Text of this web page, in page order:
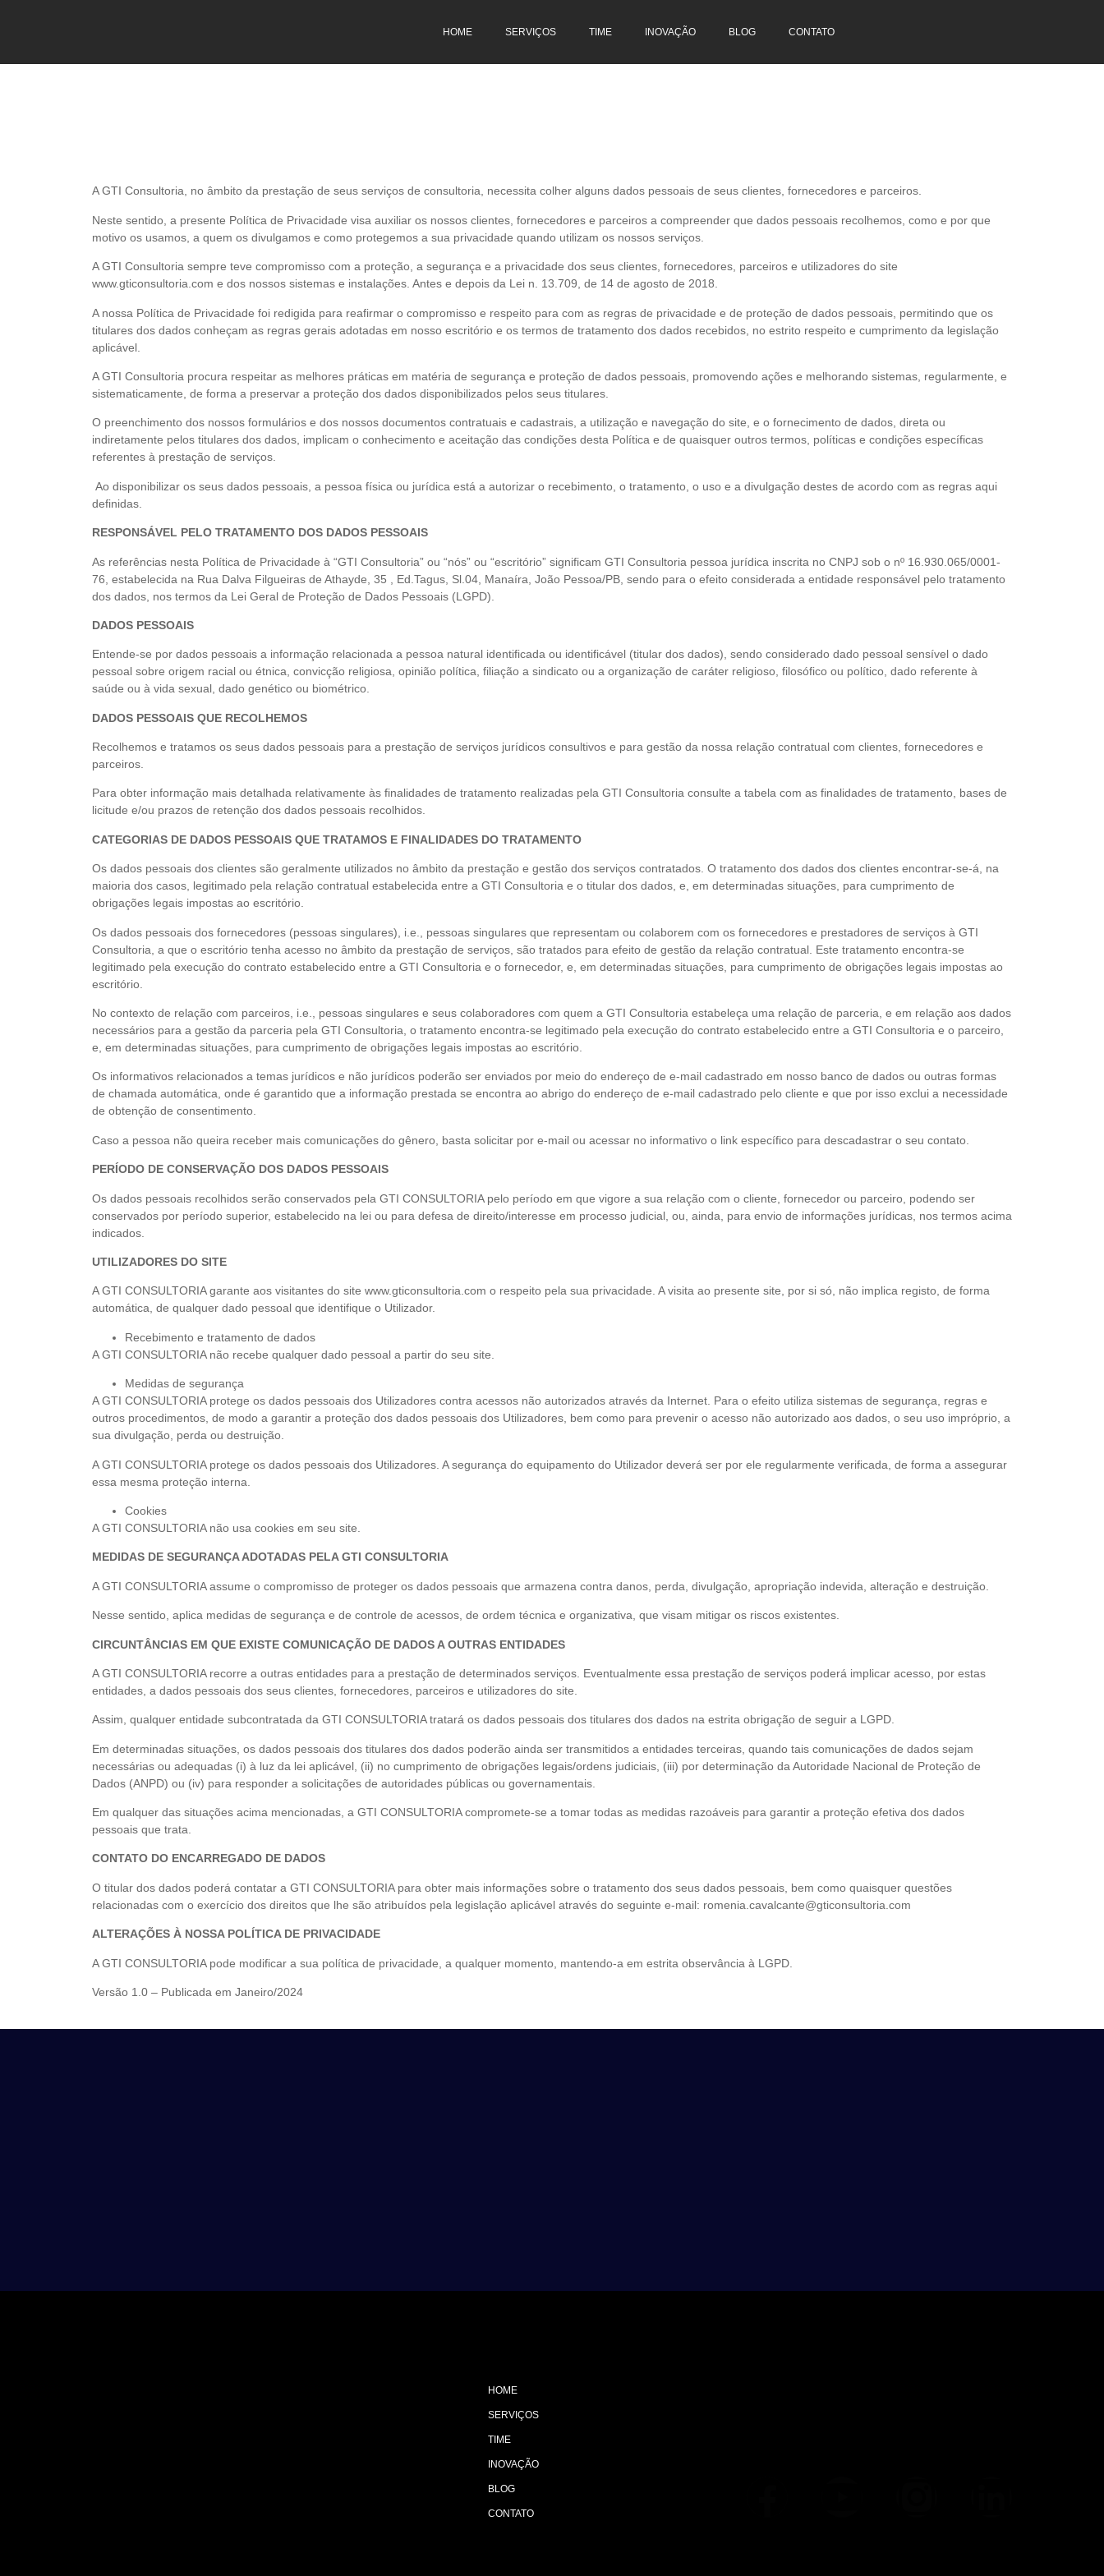
HOME SERVIÇOS TIME INOVAÇÃO BLOG CONTATO
A GTI Consultoria, no âmbito da prestação de seus serviços de consultoria, necessita colher alguns dados pessoais de seus clientes, fornecedores e parceiros.
Neste sentido, a presente Política de Privacidade visa auxiliar os nossos clientes, fornecedores e parceiros a compreender que dados pessoais recolhemos, como e por que
motivo os usamos, a quem os divulgamos e como protegemos a sua privacidade quando utilizam os nossos serviços.
A GTI Consultoria sempre teve compromisso com a proteção, a segurança e a privacidade dos seus clientes, fornecedores, parceiros e utilizadores do site
www.gticonsultoria.com e dos nossos sistemas e instalações. Antes e depois da Lei n. 13.709, de 14 de agosto de 2018.
A nossa Política de Privacidade foi redigida para reafirmar o compromisso e respeito para com as regras de privacidade e de proteção de dados pessoais, permitindo que os
titulares dos dados conheçam as regras gerais adotadas em nosso escritório e os termos de tratamento dos dados recebidos, no estrito respeito e cumprimento da legislação
aplicável.
A GTI Consultoria procura respeitar as melhores práticas em matéria de segurança e proteção de dados pessoais, promovendo ações e melhorando sistemas, regularmente, e
sistematicamente, de forma a preservar a proteção dos dados disponibilizados pelos seus titulares.
O preenchimento dos nossos formulários e dos nossos documentos contratuais e cadastrais, a utilização e navegação do site, e o fornecimento de dados, direta ou
indiretamente pelos titulares dos dados, implicam o conhecimento e aceitação das condições desta Política e de quaisquer outros termos, políticas e condições específicas
referentes à prestação de serviços.
Ao disponibilizar os seus dados pessoais, a pessoa física ou jurídica está a autorizar o recebimento, o tratamento, o uso e a divulgação destes de acordo com as regras aqui
definidas.
RESPONSÁVEL PELO TRATAMENTO DOS DADOS PESSOAIS
As referências nesta Política de Privacidade à “GTI Consultoria” ou “nós” ou “escritório” significam GTI Consultoria pessoa jurídica inscrita no CNPJ sob o nº 16.930.065/0001-
76, estabelecida na Rua Dalva Filgueiras de Athayde, 35 , Ed.Tagus, Sl.04, Manaíra, João Pessoa/PB, sendo para o efeito considerada a entidade responsável pelo tratamento
dos dados, nos termos da Lei Geral de Proteção de Dados Pessoais (LGPD).
DADOS PESSOAIS
Entende-se por dados pessoais a informação relacionada a pessoa natural identificada ou identificável (titular dos dados), sendo considerado dado pessoal sensível o dado
pessoal sobre origem racial ou étnica, convicção religiosa, opinião política, filiação a sindicato ou a organização de caráter religioso, filosófico ou político, dado referente à
saúde ou à vida sexual, dado genético ou biométrico.
DADOS PESSOAIS QUE RECOLHEMOS
Recolhemos e tratamos os seus dados pessoais para a prestação de serviços jurídicos consultivos e para gestão da nossa relação contratual com clientes, fornecedores e
parceiros.
Para obter informação mais detalhada relativamente às finalidades de tratamento realizadas pela GTI Consultoria consulte a tabela com as finalidades de tratamento, bases de
licitude e/ou prazos de retenção dos dados pessoais recolhidos.
CATEGORIAS DE DADOS PESSOAIS QUE TRATAMOS E FINALIDADES DO TRATAMENTO
Os dados pessoais dos clientes são geralmente utilizados no âmbito da prestação e gestão dos serviços contratados. O tratamento dos dados dos clientes encontrar-se-á, na
maioria dos casos, legitimado pela relação contratual estabelecida entre a GTI Consultoria e o titular dos dados, e, em determinadas situações, para cumprimento de
obrigações legais impostas ao escritório.
Os dados pessoais dos fornecedores (pessoas singulares), i.e., pessoas singulares que representam ou colaborem com os fornecedores e prestadores de serviços à GTI
Consultoria, a que o escritório tenha acesso no âmbito da prestação de serviços, são tratados para efeito de gestão da relação contratual. Este tratamento encontra-se
legitimado pela execução do contrato estabelecido entre a GTI Consultoria e o fornecedor, e, em determinadas situações, para cumprimento de obrigações legais impostas ao
escritório.
No contexto de relação com parceiros, i.e., pessoas singulares e seus colaboradores com quem a GTI Consultoria estabeleça uma relação de parceria, e em relação aos dados
necessários para a gestão da parceria pela GTI Consultoria, o tratamento encontra-se legitimado pela execução do contrato estabelecido entre a GTI Consultoria e o parceiro,
e, em determinadas situações, para cumprimento de obrigações legais impostas ao escritório.
Os informativos relacionados a temas jurídicos e não jurídicos poderão ser enviados por meio do endereço de e-mail cadastrado em nosso banco de dados ou outras formas
de chamada automática, onde é garantido que a informação prestada se encontra ao abrigo do endereço de e-mail cadastrado pelo cliente e que por isso exclui a necessidade
de obtenção de consentimento.
Caso a pessoa não queira receber mais comunicações do gênero, basta solicitar por e-mail ou acessar no informativo o link específico para descadastrar o seu contato.
PERÍODO DE CONSERVAÇÃO DOS DADOS PESSOAIS
Os dados pessoais recolhidos serão conservados pela GTI CONSULTORIA pelo período em que vigore a sua relação com o cliente, fornecedor ou parceiro, podendo ser
conservados por período superior, estabelecido na lei ou para defesa de direito/interesse em processo judicial, ou, ainda, para envio de informações jurídicas, nos termos acima
indicados.
UTILIZADORES DO SITE
A GTI CONSULTORIA garante aos visitantes do site www.gticonsultoria.com o respeito pela sua privacidade. A visita ao presente site, por si só, não implica registo, de forma
automática, de qualquer dado pessoal que identifique o Utilizador.
Recebimento e tratamento de dados
A GTI CONSULTORIA não recebe qualquer dado pessoal a partir do seu site.
Medidas de segurança
A GTI CONSULTORIA protege os dados pessoais dos Utilizadores contra acessos não autorizados através da Internet. Para o efeito utiliza sistemas de segurança, regras e
outros procedimentos, de modo a garantir a proteção dos dados pessoais dos Utilizadores, bem como para prevenir o acesso não autorizado aos dados, o seu uso impróprio, a
sua divulgação, perda ou destruição.
A GTI CONSULTORIA protege os dados pessoais dos Utilizadores. A segurança do equipamento do Utilizador deverá ser por ele regularmente verificada, de forma a assegurar
essa mesma proteção interna.
Cookies
A GTI CONSULTORIA não usa cookies em seu site.
MEDIDAS DE SEGURANÇA ADOTADAS PELA GTI CONSULTORIA
A GTI CONSULTORIA assume o compromisso de proteger os dados pessoais que armazena contra danos, perda, divulgação, apropriação indevida, alteração e destruição.
Nesse sentido, aplica medidas de segurança e de controle de acessos, de ordem técnica e organizativa, que visam mitigar os riscos existentes.
CIRCUNTÂNCIAS EM QUE EXISTE COMUNICAÇÃO DE DADOS A OUTRAS ENTIDADES
A GTI CONSULTORIA recorre a outras entidades para a prestação de determinados serviços. Eventualmente essa prestação de serviços poderá implicar acesso, por estas
entidades, a dados pessoais dos seus clientes, fornecedores, parceiros e utilizadores do site.
Assim, qualquer entidade subcontratada da GTI CONSULTORIA tratará os dados pessoais dos titulares dos dados na estrita obrigação de seguir a LGPD.
Em determinadas situações, os dados pessoais dos titulares dos dados poderão ainda ser transmitidos a entidades terceiras, quando tais comunicações de dados sejam
necessárias ou adequadas (i) à luz da lei aplicável, (ii) no cumprimento de obrigações legais/ordens judiciais, (iii) por determinação da Autoridade Nacional de Proteção de
Dados (ANPD) ou (iv) para responder a solicitações de autoridades públicas ou governamentais.
Em qualquer das situações acima mencionadas, a GTI CONSULTORIA compromete-se a tomar todas as medidas razoáveis para garantir a proteção efetiva dos dados
pessoais que trata.
CONTATO DO ENCARREGADO DE DADOS
O titular dos dados poderá contatar a GTI CONSULTORIA para obter mais informações sobre o tratamento dos seus dados pessoais, bem como quaisquer questões
relacionadas com o exercício dos direitos que lhe são atribuídos pela legislação aplicável através do seguinte e-mail: romenia.cavalcante@gticonsultoria.com
ALTERAÇÕES À NOSSA POLÍTICA DE PRIVACIDADE
A GTI CONSULTORIA pode modificar a sua política de privacidade, a qualquer momento, mantendo-a em estrita observância à LGPD.
Versão 1.0 – Publicada em Janeiro/2024
HOME
SERVIÇOS
TIME
INOVAÇÃO
BLOG
CONTATO